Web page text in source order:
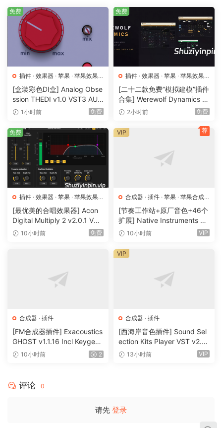
插件 · 效果器 · 苹果 · 苹果效果
器
[盒装彩色DI盒] Analog Obse
ssion THEDI v1.0 VST3 AU
AAX [WiN, MacOSX]（17.8
1小时前 免费
免费
插件 · 效果器 · 苹果 · 苹果效果
器
[二十二款免费“模拟建模”插件
合集] Werewolf Dynamics Pl
ugins Bundle v0.7.6 VST3 C
85MB+313MB)
2小时前 免费
免费
插件 · 效果器 · 苹果 · 苹果效果
器
[最优美的合唱效果器] Acon
Digital Multiply 2 v2.0.1 VST
VST3 AU AAX [WiN, MacOS
10小时前 免费
免费
合成器 · 插件 · 苹果 · 苹果合成
器
[节奏工作站+原厂音色+46个
扩展] Native Instruments M
aschine 3.6.0-HCiSO [Mac
10小时前 VIP
VIP 荐
合成器 · 插件
[FM合成器插件] Exacoustics
GHOST v1.1.16 Incl Keygen-
R2R [WiN]（12.1MB）
10小时前 2
合成器 · 插件
[西海岸音色插件] Sound Sel
ection Kits Player VST v2.0.
0 bundle-V.R [WiN]（3.26G
13小时前 VIP
VIP
评论 0
请先 登录